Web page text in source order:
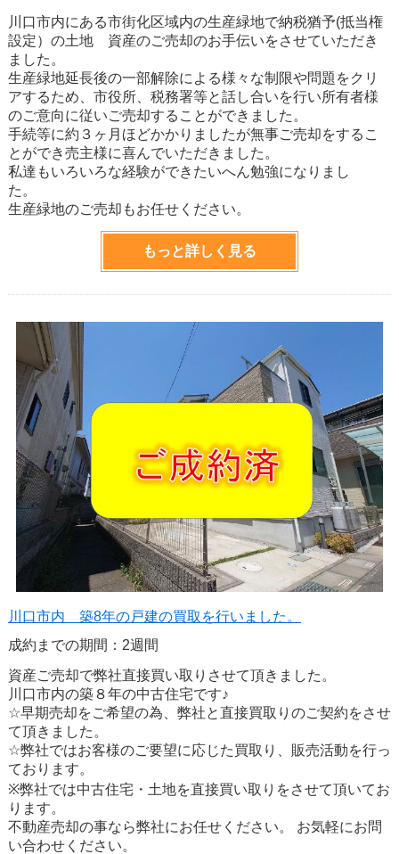
川口市内にある市街化区域内の生産緑地で納税猶予(抵当権
設定）の土地 資産のご売却のお手伝いをさせていただき
ました。
生産緑地延長後の一部解除による様々な制限や問題をクリ
アするため、市役所、税務署等と話し合いを行い所有者様
のご意向に従いご売却することができました。
手続等に約３ヶ月ほどかかりましたが無事ご売却をするこ
とができ売主様に喜んでいただきました。
私達もいろいろな経験ができたいへん勉強になりまし
た。
生産緑地のご売却もお任せください。
もっと詳しく見る
川口市内 築8年の戸建の買取を行いました。
成約までの期間：2週間
資産ご売却で弊社直接買い取りさせて頂きました。
川口市内の築８年の中古住宅です♪
☆早期売却をご希望の為、弊社と直接買取りのご契約をさせ
て頂きました。
☆弊社ではお客様のご要望に応じた買取り、販売活動を行っ
ております。
※弊社では中古住宅・土地を直接買い取りをさせて頂いてお
ります。
不動産売却の事なら弊社にお任せください。 お気軽にお問
い合わせください。